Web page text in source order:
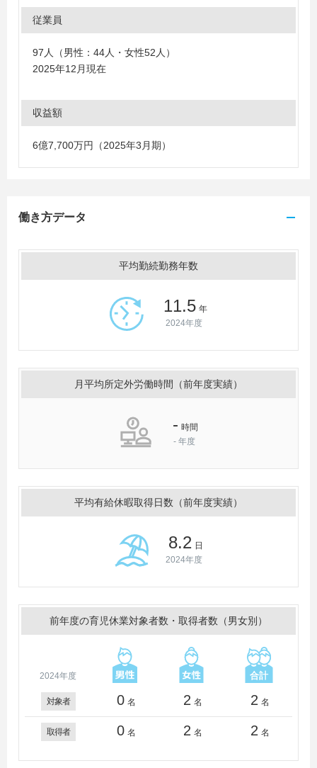
従業員
97人（男性：44人・女性52人）
2025年12月現在
収益額
6億7,700万円（2025年3月期）
働き方データ
平均勤続勤務年数
11.5 年
2024年度
月平均所定外労働時間（前年度実績）
- 時間
- 年度
平均有給休暇取得日数（前年度実績）
8.2 日
2024年度
前年度の育児休業対象者数・取得者数（男女別）
2024年度
対象者 0 名 2 名 2 名
取得者 0 名 2 名 2 名